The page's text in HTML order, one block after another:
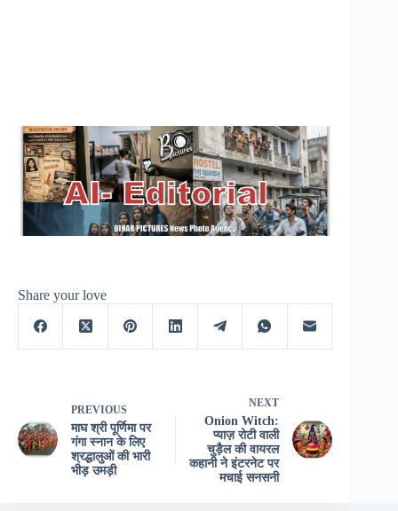
Share your love
PREVIOUS
माघ श्री पूर्णिमा पर
गंगा स्नान के लिए
श्रद्धालुओं की भारी
भीड़ उमड़ी
NEXT
Onion Witch:
प्याज़ रोटी वाली
चुड़ैल की वायरल
कहानी ने इंटरनेट पर
मचाई सनसनी